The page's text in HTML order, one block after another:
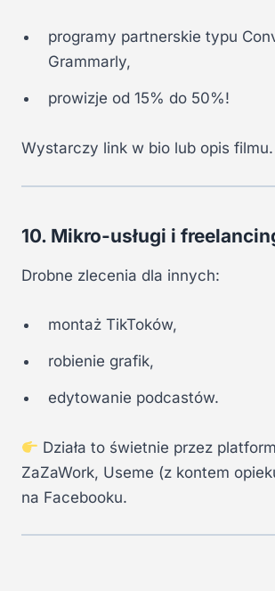
programy partnerskie typu
Grammarly,
prowizje od 15% do 50%!
Wystarczy link w bio lub opis filmu.
10. Mikro-usługi i
Drobne zlecenia dla innych:
montaż TikToków,
robienie grafik,
edytowanie podcastów.
Działa to świetnie przez
ZaZaWork, Useme (z kontem
na Facebooku.